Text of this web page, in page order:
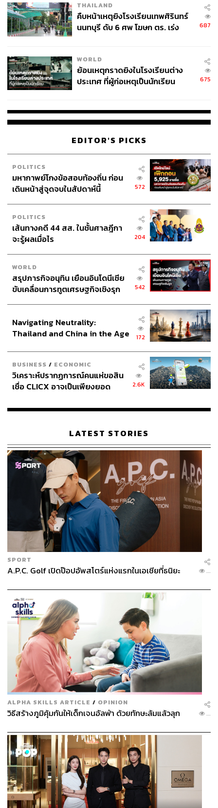
THAILAND
คืบหน้าเหตุยิงโรงเรียนเทพศิรินทร์
นนทบุรี ดับ 6 ศพ โฆษก ตร. เร่ง
687
WORLD
ย้อนเหตุกราดยิงในโรงเรียนต่าง
ประเทศ ที่ผู้ก่อเหตุเป็นนักเรียน
675
EDITOR'S PICKS
POLITICS
มหากาพย์โกงข้อสอบท้องถิ่น ก่อน
เดินหน้าสู่จุดจบในสัปดาห์นี้
572
POLITICS
เส้นทางคดี 44 สส. ในชั้นศาลฎีกา
จะรู้ผลเมื่อไร
204
WORLD
สรุปภารกิจอนุทิน เยือนอินโดนีเซีย
ขับเคลื่อนการทูตเศรษฐกิจเชิงรุก
542
Navigating Neutrality:
Thailand and China in the Age
172
BUSINESS / ECONOMIC
วิเคราะห์ปรากฏการณ์คนแห่ขอสิน
เชื่อ CLICX อาจเป็นเพียงยอด
เรือนไทยที่ถูกซุกไว้
2.6K
LATEST STORIES
SPORT
A.P.C. Golf เปิดป๊อปอัพสโตร์แห่งแรกในเอเชียที่ธนิยะ ...
ALPHA SKILLS ARTICLE / OPINION
วิธีสร้างภูมิคุ้มกันให้เด็กเจนอัลฟ่า ด้วยทักษะล้มแล้วลุก ...